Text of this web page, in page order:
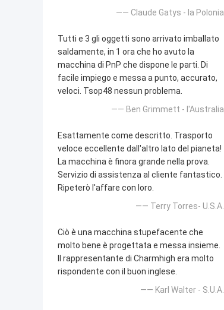
—— Claude Gatys - la Polonia
Tutti e 3 gli oggetti sono arrivato imballato
saldamente, in 1 ora che ho avuto la
macchina di PnP che dispone le parti. Di
facile impiego e messa a punto, accurato,
veloci. Tsop48 nessun problema.
—— Ben Grimmett - l'Australia
Esattamente come descritto. Trasporto
veloce eccellente dall'altro lato del pianeta!
La macchina è finora grande nella prova.
Servizio di assistenza al cliente fantastico.
Ripeterò l'affare con loro.
—— Terry Torres- U.S.A.
Ciò è una macchina stupefacente che
molto bene è progettata e messa insieme.
Il rappresentante di Charmhigh era molto
rispondente con il buon inglese.
—— Karl Walter - S.U.A.